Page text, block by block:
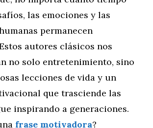
las emociones y las
permanecen
autores clásicos nos
no solo entretenimiento, sino
lecciones de vida y un
que trasciende las
inspirando a generaciones.
frase motivadora?